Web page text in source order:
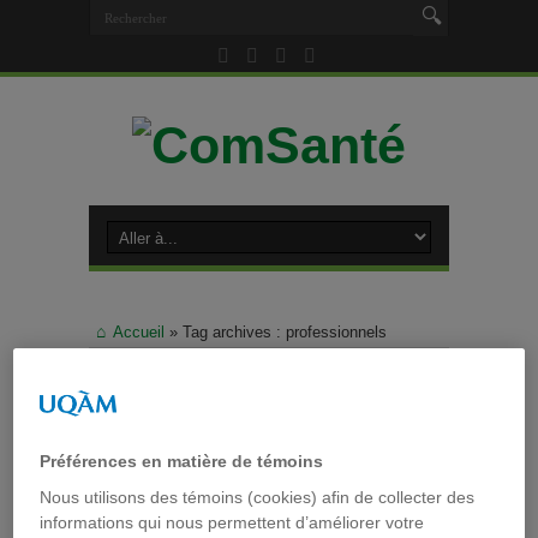
Accueil » Tag archives : professionnels
Tag archives :
Un carnet-synthèse sur les
méthodes de recherche en
Préférences en matière de témoins
Nous utilisons des témoins (cookies) afin de collecter des
informations qui nous permettent d’améliorer votre